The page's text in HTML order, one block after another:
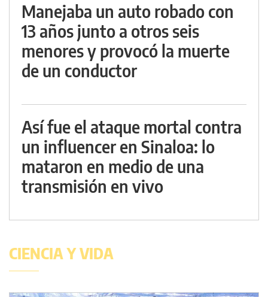
Manejaba un auto robado con
13 años junto a otros seis
menores y provocó la muerte
de un conductor
Así fue el ataque mortal contra
un influencer en Sinaloa: lo
mataron en medio de una
transmisión en vivo
CIENCIA Y VIDA